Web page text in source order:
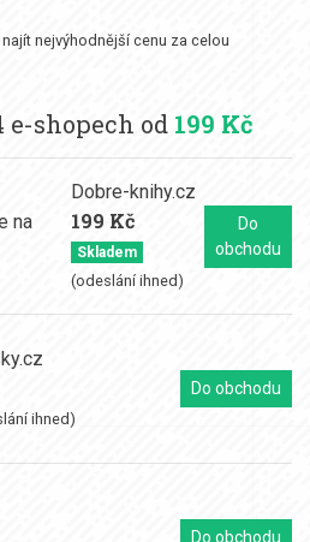
najít nejvýhodnější cenu za celou
shopech od 199 Kč
Dobre-knihy.cz
199 Kč
Skladem
(odeslání ihned)
Do
obchodu
ihned)
Do obchodu
Do obchodu